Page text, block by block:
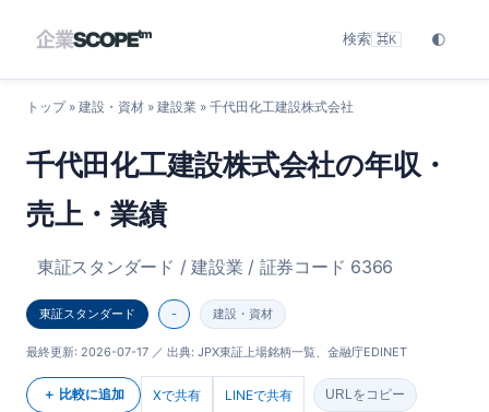
検索 ⌘K 🌓
トップ» 建設・資材 » 建設業 » 千代田化工建設株式会社
千代田化工建設株式会社の年収・
売上・業績
東証スタンダード / 建設業 / 証券コード 6366
東証スタンダード - 建設・資材
最終更新: 2026-07-17 ／ 出典: JPX東証上場銘柄一覧、金融庁EDINET
＋ 比較に追加 Xで共有 LINEで共有 URLをコピー